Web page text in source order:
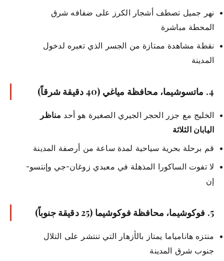
نهر جميل تصطف أشجار الكرز على ضفافه شرق
المحطة مباشرة
نقطة مشاهدة ممتازة من الجسر الذي تعبره لدخول
المدينة
4. ماتسوشيما، محافظة مياغي (40 دقيقة شرقاً)
الخليج مع جزر الحجر الجيري الصغيرة هو أحد مناظر
اليابان الثلاثة
قم برحلة بحرية سياحية لمدة ساعة من أرصفة المدينة
لا تفوت الساكورا المذهلة في معبدي زوغان-جي وإنتسو-
إن
5. فوكوشيما، محافظة فوكوشيما (25 دقيقة جنوباً)
منتزه هانامياما يمتاز بالأزهار التي تنتشر على التلال
جنوب شرق المدينة